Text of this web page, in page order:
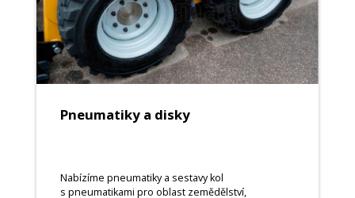
Pneumatiky a disky
Nabízíme pneumatiky a sestavy kol
s pneumatikami pro oblast zemědělství,